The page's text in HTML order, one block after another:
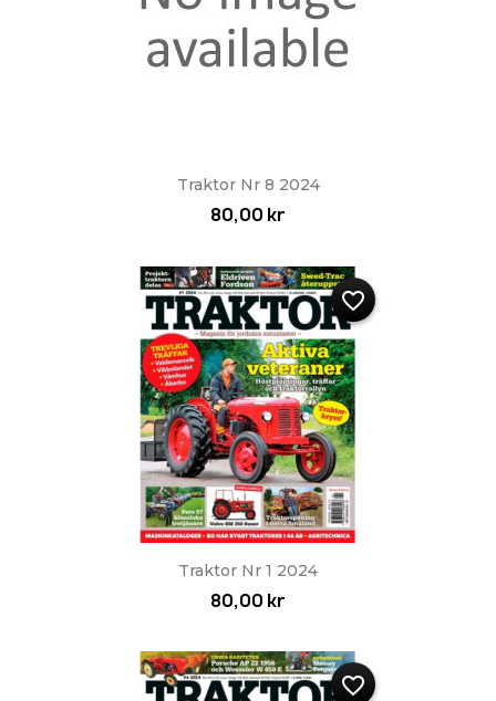
Traktor Nr 8 2024
80,00 kr
Traktor Nr 1 2024
80,00 kr
favorite_border
favorite_border